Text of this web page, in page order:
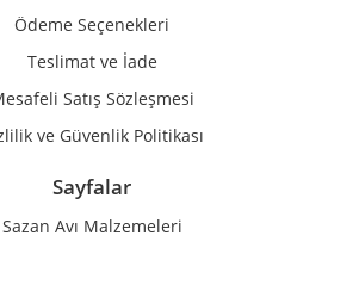
Ödeme Seçenekleri
Teslimat ve İade
Satış Sözleşmesi
ve Güvenlik Politikası
Sayfalar
Sazan Avı Malzemeleri